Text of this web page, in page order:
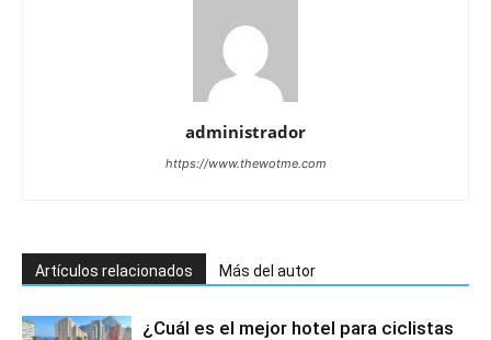
administrador
https://www.thewotme.com
Artículos relacionados Más del autor
¿Cuál es el mejor hotel para ciclistas